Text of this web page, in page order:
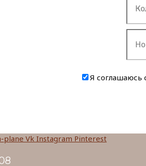
Я соглашаюсь
plane Vk Instagram Pinterest